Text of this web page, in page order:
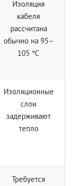
Изоляция
кабеля
рассчитана
обычно на 95–
105 °C
Изоляционные
слои
задерживают
тепло
Требуется